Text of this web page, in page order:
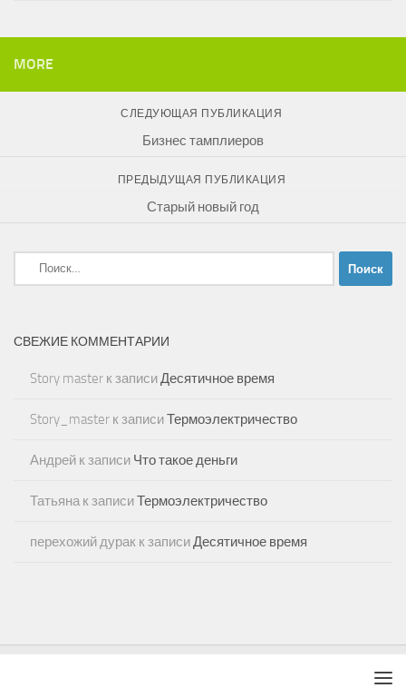
MORE
СЛЕДУЮЩАЯ ПУБЛИКАЦИЯ
Бизнес тамплиеров
ПРЕДЫДУЩАЯ ПУБЛИКАЦИЯ
Старый новый год
Найти:
СВЕЖИЕ КОММЕНТАРИИ
Story master к записиДесятичное время
Story_master к записиТермоэлектричество
Андрей к записи Что такое деньги
Татьянак записиТермоэлектричество
перехожий дурак к записиДесятичное время